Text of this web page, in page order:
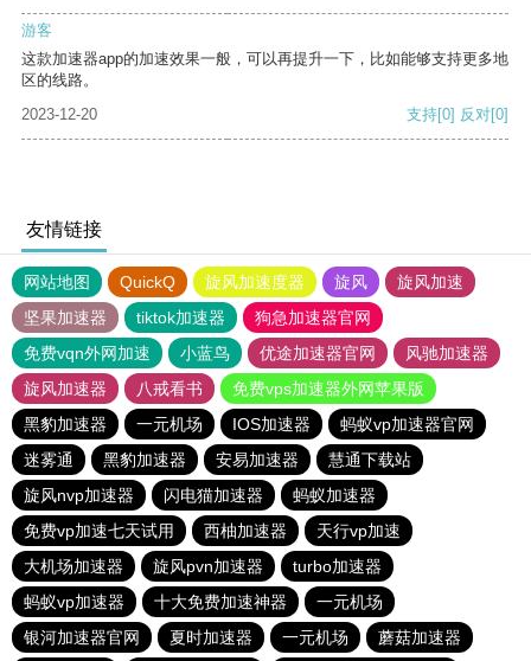
游客
这款加速器app的加速效果一般，可以再提升一下，比如能够支持更多地
区的线路。
2023-12-20
支持[0] 反对[0]
友情链接
网站地图 QuickQ 旋风加速度器 旋风
旋风加速
坚果加速器
tiktok加速器
狗急加速器官网
免费vqn外网加速
小蓝鸟 优途加速器官网
风驰加速器
旋风加速器
八戒看书
免费vps加速器外网苹果版
黑豹加速器
一元机场 IOS加速器
蚂蚁vp加速器官网
迷雾通
黑豹加速器 安易加速器
慧通下载站
旋风nvp加速器
闪电猫加速器
蚂蚁加速器
免费vp加速七天试用
西柚加速器
天行vp加速
大机场加速器
旋风pvn加速器
turbo加速器
蚂蚁vp加速器
十大免费加速神器
一元机场
银河加速器官网
夏时加速器 一元机场 蘑菇加速器